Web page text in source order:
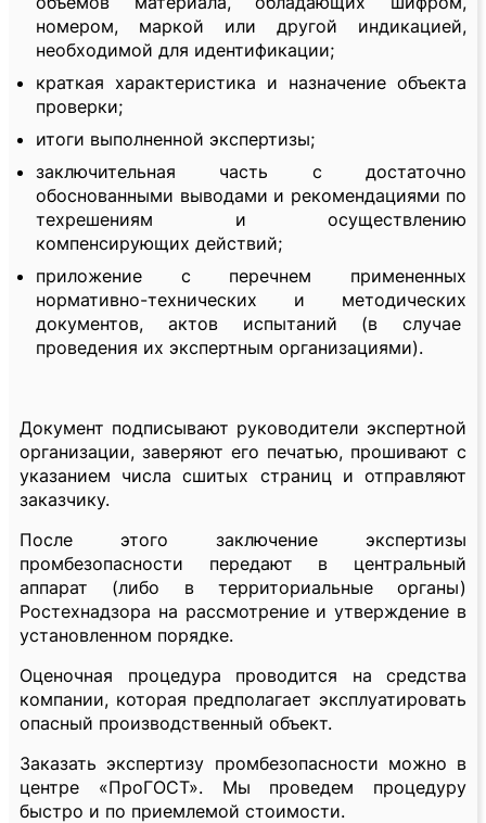
номером, маркой или другой индикацией,
необходимой для идентификации;
краткая характеристика и назначение объекта
проверки;
итоги выполненной экспертизы;
заключительная часть с достаточно
обоснованными выводами и рекомендациями по
техрешениям и осуществлению
компенсирующих действий;
приложение с перечнем примененных
нормативно-технических и методических
документов, актов испытаний (в случае
проведения их экспертным организациями).
Документ подписывают руководители экспертной
организации, заверяют его печатью, прошивают с
указанием числа сшитых страниц и отправляют
заказчику.
После этого заключение экспертизы
промбезопасности передают в центральный
аппарат (либо в территориальные органы)
Ростехнадзора на рассмотрение и утверждение в
установленном порядке.
Оценочная процедура проводится на средства
компании, которая предполагает эксплуатировать
опасный производственный объект.
Заказать экспертизу промбезопасности можно в
центре «ПроГОСТ». Мы проведем процедуру
быстро и по приемлемой стоимости.